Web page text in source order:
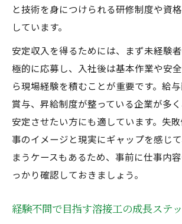
と技術を身につけられる研修制度や資
しています。
安定収入を得るためには、まず未経験
極的に応募し、入社後は基本作業や安
ら現場経験を積むことが重要です。給
賞与、昇給制度が整っている企業が多
安定させたい方にも適しています。失
事のイメージと現実にギャップを感じ
まうケースもあるため、事前に仕事内
っかり確認しておきましょう。
経験不問で目指す溶接工の成長ステ